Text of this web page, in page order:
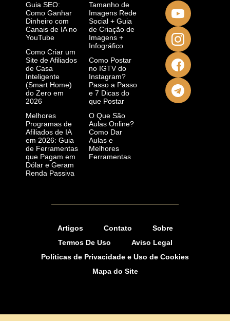
Guia SEO:
Como Ganhar
Dinheiro com
Canais de IA no
YouTube
Como Criar um
Site de Afiliados
de Casa
Inteligente
(Smart Home)
do Zero em
2026
Melhores
Programas de
Afiliados de IA
em 2026: Guia
de Ferramentas
que Pagam em
Dólar e Geram
Renda Passiva
Tamanho de
Imagens Rede
Social + Guia
de Criação de
Imagens +
Infográfico
Como Postar
no IGTV do
Instagram?
Passo a Passo
e 7 Dicas do
que Postar
O Que São
Aulas Online?
Como Dar
Aulas e
Melhores
Ferramentas
Artigos Contato
Sobre
Termos De Uso
Aviso Legal
Políticas de Privacidade e Uso de Cookies
Mapa do Site